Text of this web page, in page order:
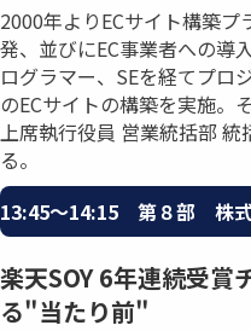
2000年よりECサイト構築
発、並びに​EC事業者への導
ログラマー、SEを経てプロ
の​ECサイトの構築を実施。
上席執行役員 営業統括部
る。
13:45〜14:15 第８部 株式
楽天SOY 6年連続受賞
る"当たり前"